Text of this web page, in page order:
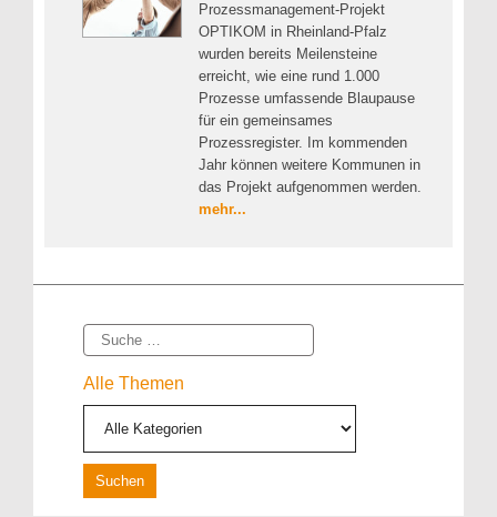
Prozessmanagement-Projekt
OPTIKOM in Rheinland-Pfalz
wurden bereits Meilensteine
erreicht, wie eine rund 1.000
Prozesse umfassende Blaupause
für ein gemeinsames
Prozessregister. Im kommenden
Jahr können weitere Kommunen in
das Projekt aufgenommen werden.
mehr...
Suche
Alle Themen